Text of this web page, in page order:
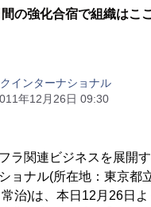
の強化合宿で組織はこ
インターナショナル
年12月26日 09:30
ラ関連ビジネスを展開
ョナル(所在地：東京都
治)は、本日12月26日